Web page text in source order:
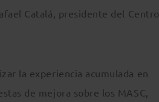
Catalá, presidente del Centro
la experiencia acumulada en
de mejora sobre los MASC,